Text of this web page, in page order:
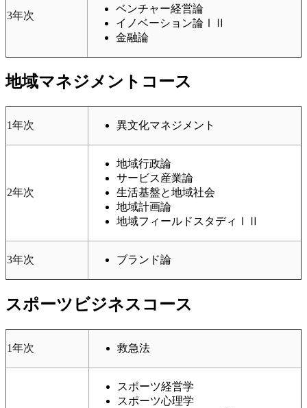
3年次
ベンチャー経営論
イノベーション論ⅠⅡ
金融論
地域マネジメントコース
1年次 異文化マネジメント
2年次
地域行政論
サービス産業論
生活基盤と地域社会
地域計画論
地域フィールドスタディⅠⅡ
3年次 ブランド論
スポーツビジネスコース
1年次 救急法
スポーツ経営学
スポーツ心理学